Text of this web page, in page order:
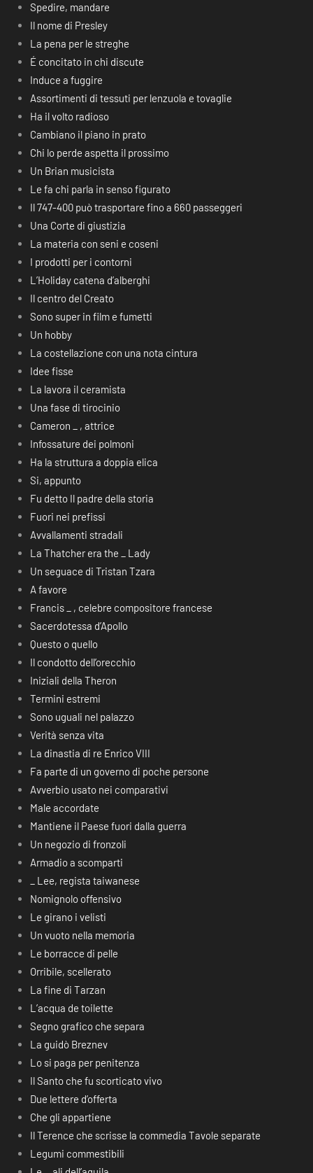
Spedire, mandare
Il nome di Presley
La pena per le streghe
É concitato in chi discute
Induce a fuggire
Assortimenti di tessuti per lenzuola e tovaglie
Ha il volto radioso
Cambiano il piano in prato
Chi lo perde aspetta il prossimo
Un Brian musicista
Le fa chi parla in senso figurato
Il 747-400 può trasportare fino a 660 passeggeri
Una Corte di giustizia
La materia con seni e coseni
I prodotti per i contorni
L’Holiday catena d’alberghi
Il centro del Creato
Sono super in film e fumetti
Un hobby
La costellazione con una nota cintura
Idee fisse
La lavora il ceramista
Una fase di tirocinio
Cameron _ , attrice
Infossature dei polmoni
Ha la struttura a doppia elica
Si, appunto
Fu detto Il padre della storia
Fuori nei prefissi
Avvallamenti stradali
La Thatcher era the _ Lady
Un seguace di Tristan Tzara
A favore
Francis _ , celebre compositore francese
Sacerdotessa d’Apollo
Questo o quello
Il condotto dell’orecchio
Iniziali della Theron
Termini estremi
Sono uguali nel palazzo
Verità senza vita
La dinastia di re Enrico VIII
Fa parte di un governo di poche persone
Avverbio usato nei comparativi
Male accordate
Mantiene il Paese fuori dalla guerra
Un negozio di fronzoli
Armadio a scomparti
_ Lee, regista taiwanese
Nomignolo offensivo
Le girano i velisti
Un vuoto nella memoria
Le borracce di pelle
Orribile, scellerato
La fine di Tarzan
L’acqua de toilette
Segno grafico che separa
La guidò Breznev
Lo si paga per penitenza
Il Santo che fu scorticato vivo
Due lettere d’offerta
Che gli appartiene
Il Terence che scrisse la commedia Tavole separate
Legumi commestibili